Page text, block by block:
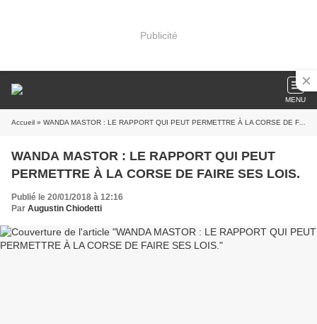
Publicité
MENU
Accueil » WANDA MASTOR : LE RAPPORT QUI PEUT PERMETTRE À LA CORSE DE FAIRE SES LOIS.
WANDA MASTOR : LE RAPPORT QUI PEUT
PERMETTRE À LA CORSE DE FAIRE SES LOIS.
Publié le 20/01/2018 à 12:16
Par Augustin Chiodetti